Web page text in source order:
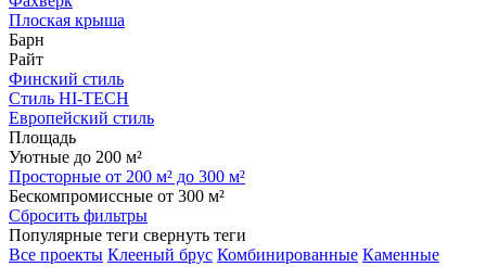
Плоская крыша
Барн
Райт
Финский стиль
Стиль HI-TECH
Европейский стиль
Площадь
Уютные до 200 м²
Просторные от 200 м² до 300 м²
Бескомпромиссные от 300 м²
Сбросить фильтры
Популярные теги свернуть теги
Все проекты Клееный брус Комбинированные Каменные